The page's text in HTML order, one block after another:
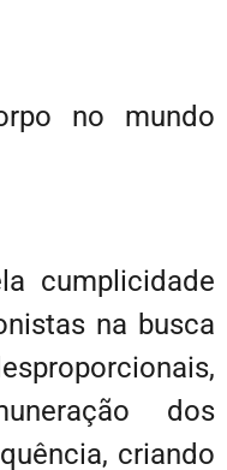
no mundo
cumplicidade
na busca
dos
criando